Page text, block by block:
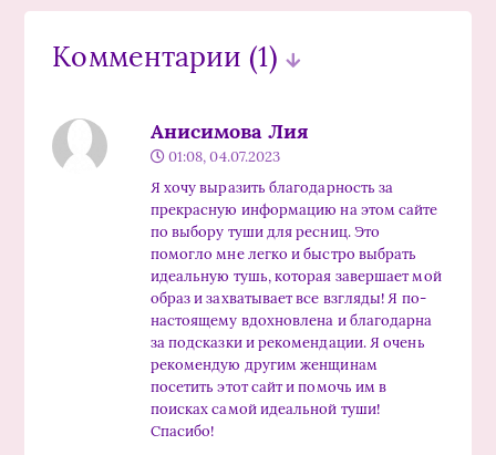
Комментарии (1)
Анисимова Лия
01:08, 04.07.2023
Я хочу выразить благодарность за
прекрасную информацию на этом сайте
по выбору туши для ресниц. Это
помогло мне легко и быстро выбрать
идеальную тушь, которая завершает мой
образ и захватывает все взгляды! Я по-
настоящему вдохновлена и благодарна
за подсказки и рекомендации. Я очень
рекомендую другим женщинам
посетить этот сайт и помочь им в
поисках самой идеальной туши!
Спасибо!